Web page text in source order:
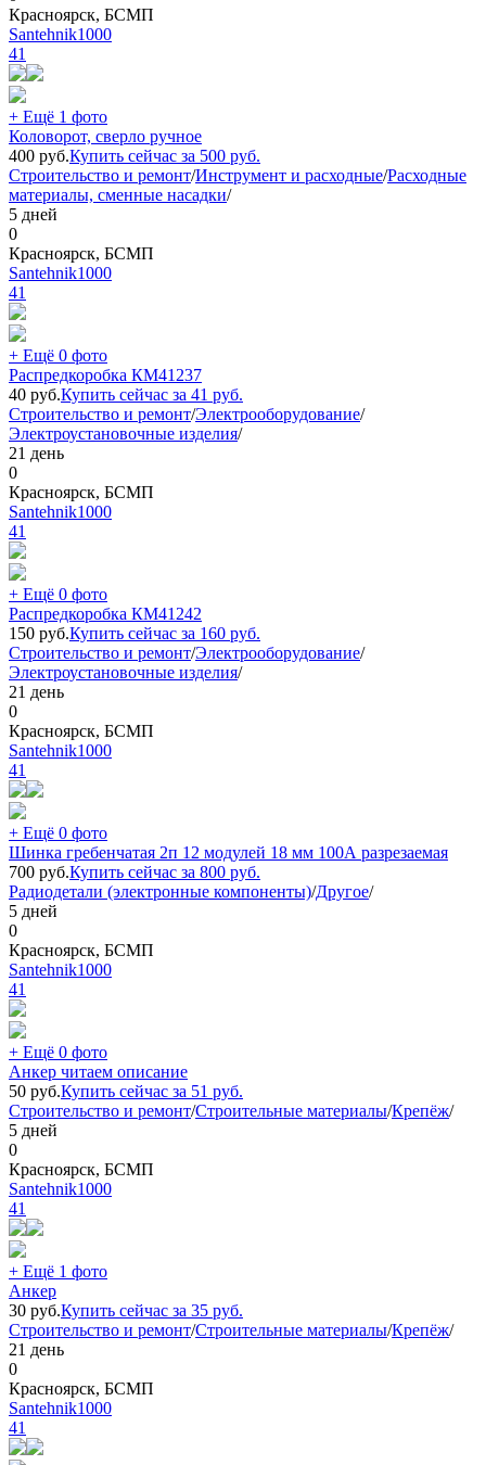
Красноярск, БСМП
Santehnik1000
41
+ Ещё 1 фото
Коловорот, сверло ручное
400 руб.Купить сейчас за 500 руб.
Строительство и ремонт/Инструмент и расходные/Расходные
материалы, сменные насадки/
5 дней
0
Красноярск, БСМП
Santehnik1000
41
+ Ещё 0 фото
Распредкоробка КМ41237
40 руб.Купить сейчас за 41 руб.
Строительство и ремонт/Электрооборудование/
Электроустановочные изделия/
21 день
0
Красноярск, БСМП
Santehnik1000
41
+ Ещё 0 фото
Распредкоробка КМ41242
150 руб.Купить сейчас за 160 руб.
Строительство и ремонт/Электрооборудование/
Электроустановочные изделия/
21 день
0
Красноярск, БСМП
Santehnik1000
41
+ Ещё 0 фото
Шинка гребенчатая 2п 12 модулей 18 мм 100А разрезаемая
700 руб.Купить сейчас за 800 руб.
Радиодетали (электронные компоненты)/Другое/
5 дней
0
Красноярск, БСМП
Santehnik1000
41
+ Ещё 0 фото
Анкер читаем описание
50 руб.Купить сейчас за 51 руб.
Строительство и ремонт/Строительные материалы/Крепёж/
5 дней
0
Красноярск, БСМП
Santehnik1000
41
+ Ещё 1 фото
Анкер
30 руб.Купить сейчас за 35 руб.
Строительство и ремонт/Строительные материалы/Крепёж/
21 день
0
Красноярск, БСМП
Santehnik1000
41